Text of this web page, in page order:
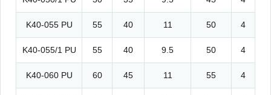
K40-055 PU 55 40 11 50 4
K40-055/1 PU 55 40 9.5 50 4
K40-060 PU 60 45 11 55 4